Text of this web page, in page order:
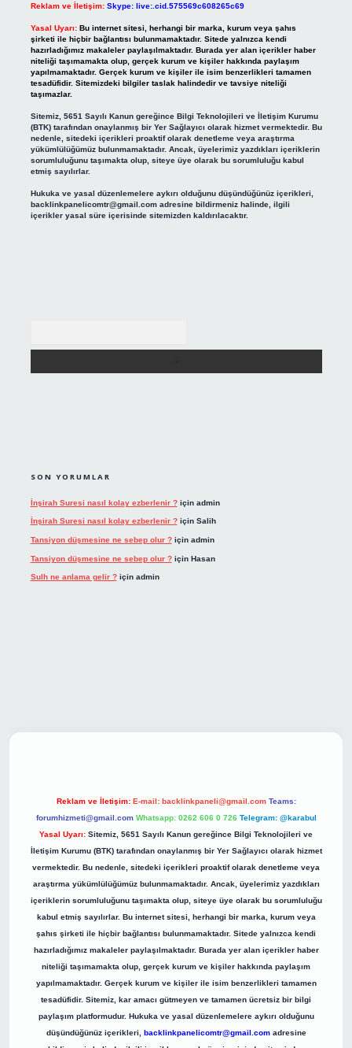
Reklam ve İletişim: Skype: live:.cid.575569c608265c69
Yasal Uyarı: Bu internet sitesi, herhangi bir marka, kurum veya şahıs
şirketi ile hiçbir bağlantısı bulunmamaktadır. Sitede yalnızca kendi
hazırladığımız makaleler paylaşılmaktadır. Burada yer alan içerikler haber
niteliği taşımamakta olup, gerçek kurum ve kişiler hakkında paylaşım
yapılmamaktadır. Gerçek kurum ve kişiler ile isim benzerlikleri tamamen
tesadüfidir. Sitemizdeki bilgiler taslak halindedir ve tavsiye niteliği
taşımazlar.
Sitemiz, 5651 Sayılı Kanun gereğince Bilgi Teknolojileri ve İletişim Kurumu
(BTK) tarafından onaylanmış bir Yer Sağlayıcı olarak hizmet vermektedir. Bu
nedenle, sitedeki içerikleri proaktif olarak denetleme veya araştırma
yükümlülüğümüz bulunmamaktadır. Ancak, üyelerimiz yazdıkları içeriklerin
sorumluluğunu taşımakta olup, siteye üye olarak bu sorumluluğu kabul
etmiş sayılırlar.
Hukuka ve yasal düzenlemelere aykırı olduğunu düşündüğünüz içerikleri,
backlinkpanelicomtr@gmail.comadresine bildirmeniz halinde, ilgili
içerikler yasal süre içerisinde sitemizden kaldırılacaktır.
SON YORUMLAR
İnşirah Suresi nasıl kolay ezberlenir ?için admin
İnşirah Suresi nasıl kolay ezberlenir ?için Salih
Tansiyon düşmesine ne sebep olur ?için admin
Tansiyon düşmesine ne sebep olur ?için Hasan
Sulh ne anlama gelir ?için admin
Reklam ve İletişim: E-mail: backlinkpaneli@gmail.com Teams:
forumhizmeti@gmail.com Whatsapp: 0262 606 0 726 Telegram: @karabul
Yasal Uyarı: Sitemiz, 5651 Sayılı Kanun gereğince Bilgi Teknolojileri ve
İletişim Kurumu (BTK) tarafından onaylanmış bir Yer Sağlayıcı olarak hizmet
vermektedir. Bu nedenle, sitedeki içerikleri proaktif olarak denetleme veya
araştırma yükümlülüğümüz bulunmamaktadır. Ancak, üyelerimiz yazdıkları
içeriklerin sorumluluğunu taşımakta olup, siteye üye olarak bu sorumluluğu
kabul etmiş sayılırlar. Bu internet sitesi, herhangi bir marka, kurum veya
şahıs şirketi ile hiçbir bağlantısı bulunmamaktadır. Sitede yalnızca kendi
hazırladığımız makaleler paylaşılmaktadır. Burada yer alan içerikler haber
niteliği taşımamakta olup, gerçek kurum ve kişiler hakkında paylaşım
yapılmamaktadır. Gerçek kurum ve kişiler ile isim benzerlikleri tamamen
tesadüfidir. Sitemiz, kar amacı gütmeyen ve tamamen ücretsiz bir bilgi
paylaşım platformudur. Hukuka ve yasal düzenlemelere aykırı olduğunu
düşündüğünüz içerikleri, backlinkpanelicomtr@gmail.comadresine